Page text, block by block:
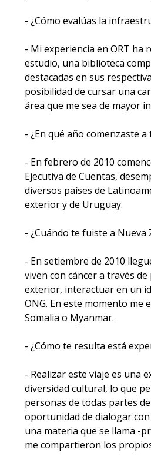
- ¿Cómo evalúas la
- Mi experiencia en ORT ha
estudio, una biblioteca
destacadas en sus
posibilidad de cursar una
área que me sea de mayor
- ¿En qué año comenzaste
- En febrero de 2010
Ejecutiva de Cuentas,
diversos países de
exterior y de Uruguay.
- ¿Cuándo te fuiste a Nueva
- En setiembre de 2010
viven con cáncer a través
exterior, interactuar en un
ONG. En este momento
Somalia o Myanmar.
- ¿Cómo te resulta está
- Realizar este viaje es una
diversidad cultural, lo que
personas de todas partes
oportunidad de dialogar
una materia que se llama -
me compartieron los